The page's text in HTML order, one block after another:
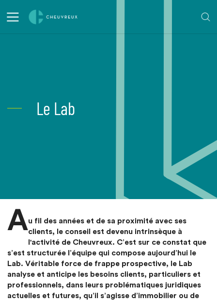
Le Lab
Au fil des années et de sa proximité avec ses
clients, le conseil est devenu intrinsèque à
l'activité de Cheuvreux. C’est sur ce constat que
s’est structurée l’équipe qui compose aujourd’hui le
Lab. Véritable force de frappe prospective, le Lab
analyse et anticipe les besoins clients, particuliers et
professionnels, dans leurs problématiques juridiques
actuelles et futures, qu’il s’agisse d’immobilier ou de